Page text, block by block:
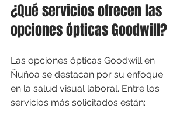
¿Qué servicios ofrecen las
opciones ópticas Goodwill?
Las opciones ópticas Goodwill en
Ñuñoa se destacan por su enfoque
en la salud visual laboral. Entre los
servicios más solicitados están: